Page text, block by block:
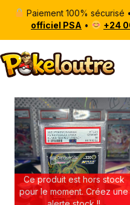
Paiement 100% sécurisé •
officiel PSA • +24
Ce produit est hors stock
pour le moment. Créez une